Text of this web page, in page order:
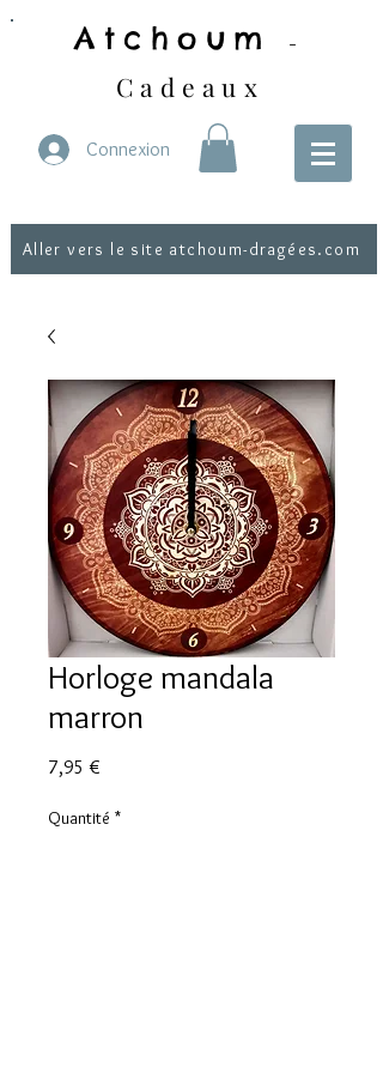
Atchoum -
Cadeaux
Connexion
Aller vers le site atchoum-dragées.com
Horloge mandala
marron
7,95 €
Quantité *